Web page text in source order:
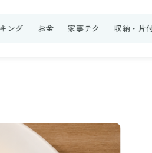
ング お金 家事テク 収納・片